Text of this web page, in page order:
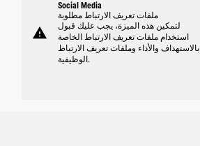
warning
Social Media
ملفات تعريف الارتباط مطلوبة
لتمكين هذه الميزة، يجب عليك قبول
استخدام ملفات تعريف الارتباط الخاصة
بالاستهداف والأداء وملفات تعريف الارتباط
الوظيفية.